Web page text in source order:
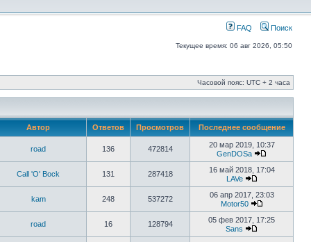
FAQ Поиск
Текущее время: 06 авг 2026, 05:50
Часовой пояс: UTC + 2 часа
Автор Ответов Просмотров Последнее сообщение
road 136 472814
20 мар 2019, 10:37
GenDOSa
Call 'O' Bock 131 287418
16 май 2018, 17:04
LAVe
kam 248 537272
06 апр 2017, 23:03
Motor50
road 16 128794
05 фев 2017, 17:25
Sans